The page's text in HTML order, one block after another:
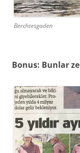
Berchtesgaden
Bonus: Bunlar